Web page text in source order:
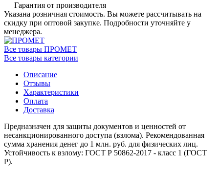
Гарантия от производителя
Указана розничная стоимость. Вы можете рассчитывать на
скидку при оптовой закупке. Подробности уточняйте у
менеджера.
Все товары ПРОМЕТ
Все товары категории
Описание
Отзывы
Характеристики
Оплата
Доставка
Предназначен для защиты документов и ценностей от
несанкционированного доступа (взлома). Рекомендованная
сумма хранения денег до 1 млн. руб. для физических лиц.
Устойчивость к взлому: ГОСТ Р 50862-2017 - класс 1 (ГОСТ
Р).